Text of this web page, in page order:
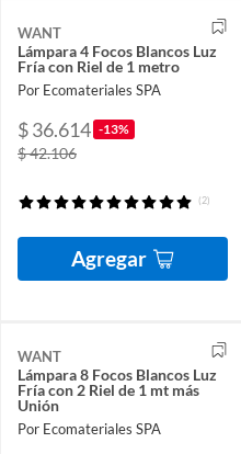
WANT
Lámpara 4 Focos Blancos Luz
Fría con Riel de 1 metro
Por Ecomateriales SPA
$ 36.614 -13%
$ 42.106
(2)
Agregar
WANT
Lámpara 8 Focos Blancos Luz
Fría con 2 Riel de 1 mt más
Unión
Por Ecomateriales SPA